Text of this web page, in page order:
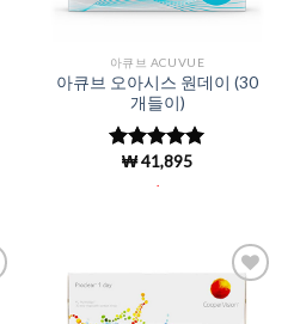
아큐브 ACUVUE
아큐브 오아시스 원데이 (30
개들이)
5 중에서
로 평
₩41,895
Add to